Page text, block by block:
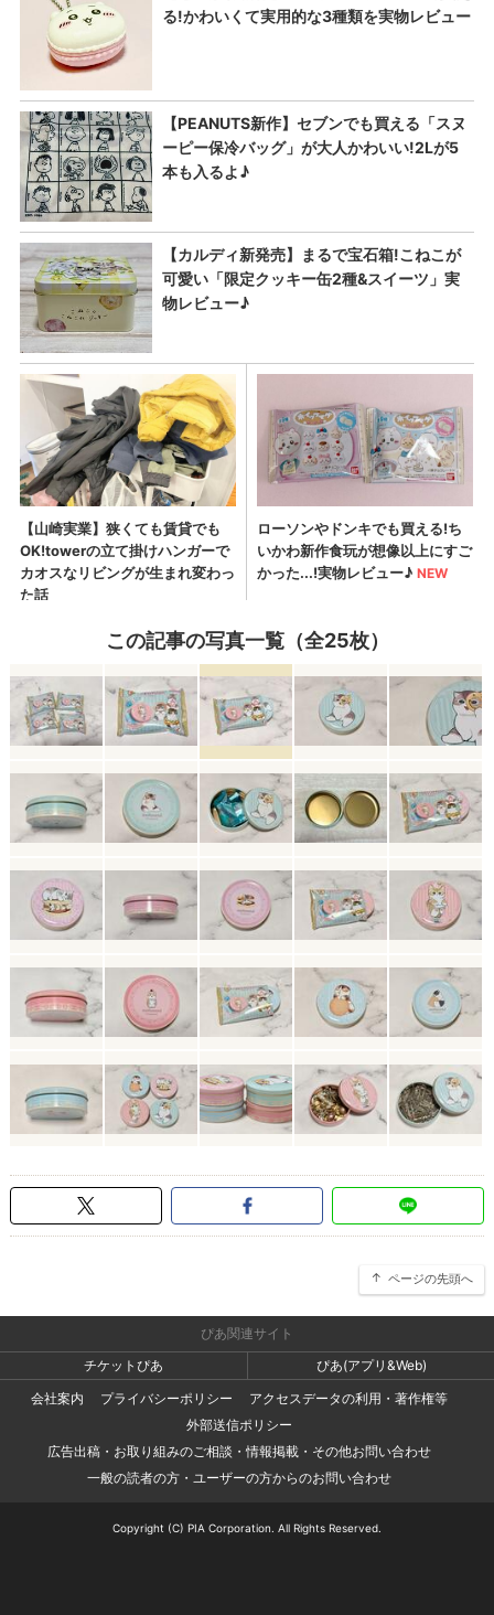
この記事の写真一覧（全25枚）
ページの先頭へ
ぴあ関連サイト
チケットぴあ
ぴあ(アプリ&Web)
会社案内
プライバシーポリシー
アクセスデータの利用・著作権等
外部送信ポリシー
広告出稿・お取り組みのご相談・情報掲載・その他お問い合わせ
一般の読者の方・ユーザーの方からのお問い合わせ
Copyright (C) PIA Corporation. All Rights Reserved.